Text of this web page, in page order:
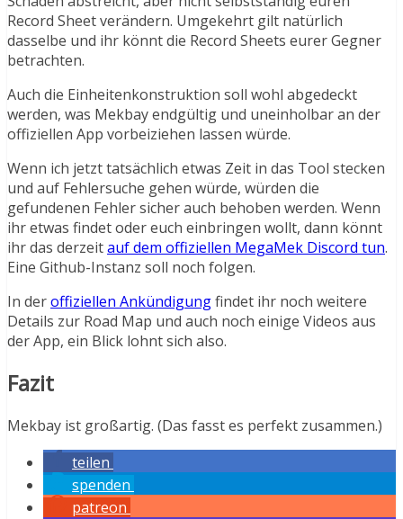
Record Sheet verändern. Umgekehrt gilt natürlich
dasselbe und ihr könnt die Record Sheets eurer Gegner
betrachten.
Auch die Einheitenkonstruktion soll wohl abgedeckt
werden, was Mekbay endgültig und uneinholbar an der
offiziellen App vorbeiziehen lassen würde.
Wenn ich jetzt tatsächlich etwas Zeit in das Tool stecken
und auf Fehlersuche gehen würde, würden die
gefundenen Fehler sicher auch behoben werden. Wenn
ihr etwas findet oder euch einbringen wollt, dann könnt
ihr das derzeitauf dem offiziellen MegaMek Discord tun.
Eine Github-Instanz soll noch folgen.
In deroffiziellen Ankündigungfindet ihr noch weitere
Details zur Road Map und auch noch einige Videos aus
der App, ein Blick lohnt sich also.
Fazit
Mekbay ist großartig. (Das fasst es perfekt zusammen.)
teilen
spenden
patreon